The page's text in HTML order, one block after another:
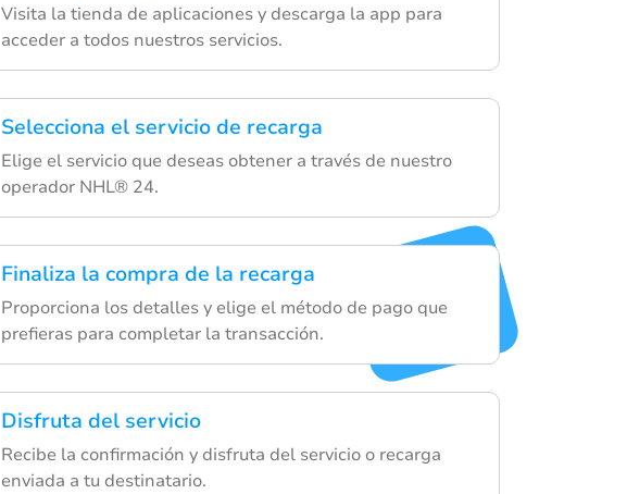
Visita la tienda de aplicaciones y descarga la app para
acceder a todos nuestros servicios.
Selecciona el servicio de recarga
Elige el servicio que deseas obtener a través de nuestro
operador NHL® 24.
Finaliza la compra de la recarga
Proporciona los detalles y elige el método de pago que
prefieras para completar la transacción.
Disfruta del servicio
Recibe la confirmación y disfruta del servicio o recarga
enviada a tu destinatario.